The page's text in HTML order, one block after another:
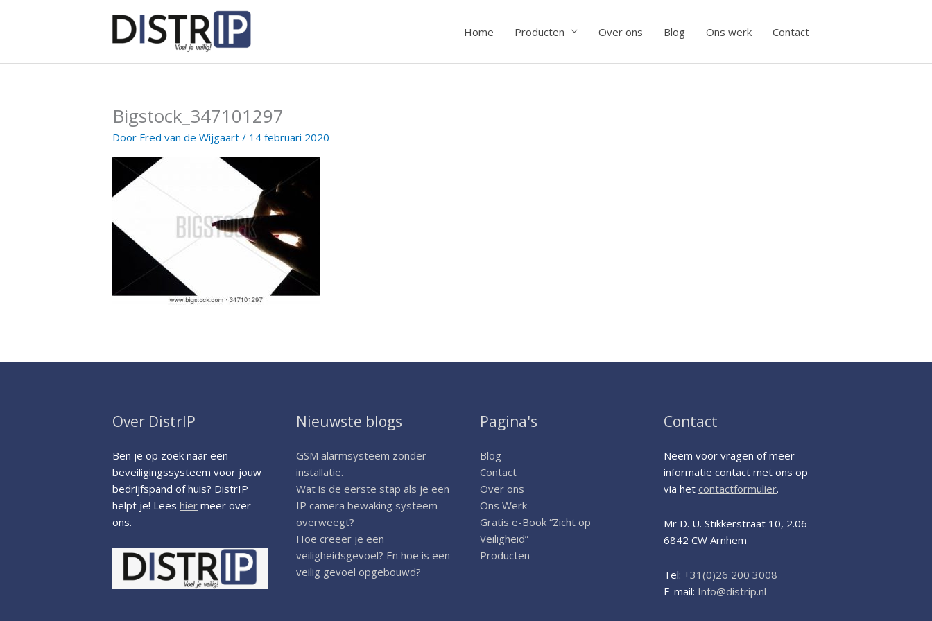
Home Producten Over ons Blog Ons werk Contact
Bigstock_347101297
Door Fred van de Wijgaart / 14 februari 2020
Over DistrIP
Ben je op zoek naar een
beveiligingssysteem voor jouw
bedrijfspand of huis? DistrIP
helpt je! Lees hier meer over
ons.
Nieuwste blogs
GSM alarmsysteem zonder
installatie.
Wat is de eerste stap als je een
IP camera bewaking systeem
overweegt?
Hoe creëer je een
veiligheidsgevoel? En hoe is een
veilig gevoel opgebouwd?
Pagina's
Blog
Contact
Over ons
Ons Werk
Gratis e-Book “Zicht op
Veiligheid”
Producten
Contact
Neem voor vragen of meer
informatie contact met ons op
via het contactformulier.
Mr D. U. Stikkerstraat 10, 2.06
6842 CW Arnhem
Tel: +31(0)26 200 3008
E-mail: Info@distrip.nl